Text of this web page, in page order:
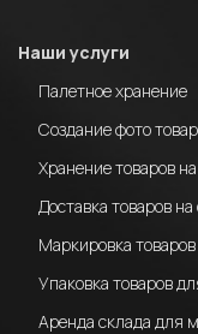
Наши услуги
Палетное хранение
Создание фото
Хранение товаров
Доставка товаров
Маркировка
Упаковка товаров
Аренда склада для